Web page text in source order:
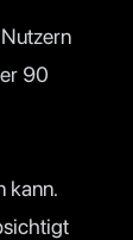
90
kann.